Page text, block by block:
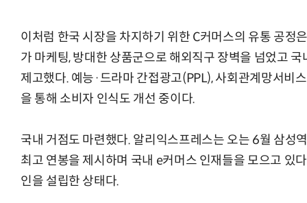
이처럼 한국 시장을 차지하기 위한 C커머스의 유통 공정
가 마케팅, 방대한 상품군으로 해외직구 장벽을 넘었고
제고했다. 예능·드라마 간접광고(PPL), 사회관계망서비
을 통해 소비자 인식도 개선 중이다.
국내 거점도 마련했다. 알리익스프레스는 오는 6월 삼성
최고 연봉을 제시하며 국내 e커머스 인재들을 모으고 있
인을 설립한 상태다.